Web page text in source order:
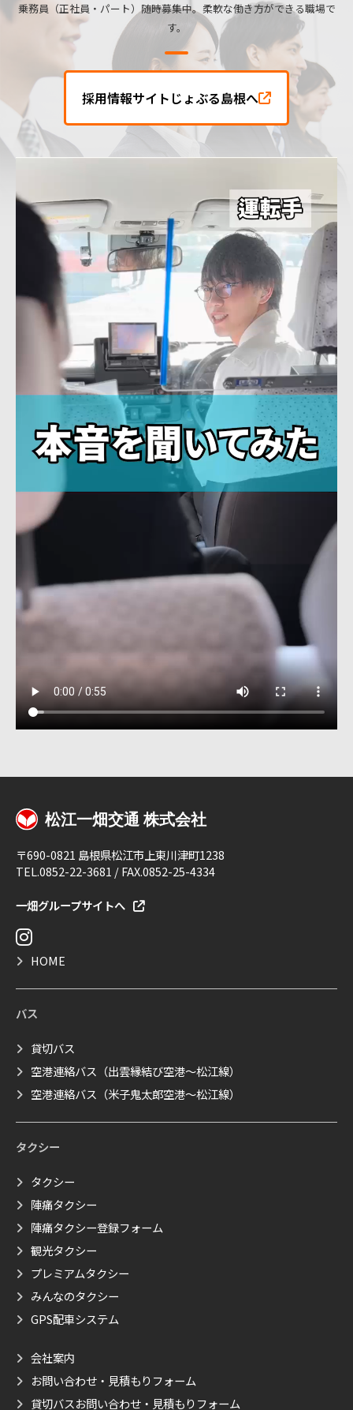
乗務員（正社員・パート）随時募集中。柔軟な働き方ができる職場で
す。
採用情報サイトじょぶる島根へ
〒690-0821 島根県松江市上東川津町1238
TEL.0852-22-3681 / FAX.0852-25-4334
一畑グループサイトへ
HOME
バス
貸切バス
空港連絡バス（出雲縁結び空港～松江線）
空港連絡バス（米子鬼太郎空港～松江線）
タクシー
タクシー
陣痛タクシー
陣痛タクシー登録フォーム
観光タクシー
プレミアムタクシー
みんなのタクシー
GPS配車システム
会社案内
お問い合わせ・見積もりフォーム
貸切バスお問い合わせ・見積もりフォーム